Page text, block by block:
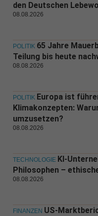
den Deutschen
08.08.2026
POLITIK 65 Jahre
Teilung bis heute
08.08.2026
POLITIK Europa ist
Klimakonzepten:
umzusetzen?
08.08.2026
TECHNOLOGIE KI-
Philosophen –
08.08.2026
FINANZEN US-